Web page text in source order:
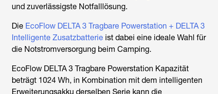
und zuverlässigste Notfalllösung.
Die EcoFlow DELTA 3 Tragbare Powerstation + DELTA 3
Intelligente Zusatzbatterie ist dabei eine ideale Wahl für
die Notstromversorgung beim Camping.
EcoFlow DELTA 3 Tragbare Powerstation Kapazität
beträgt 1024 Wh, in Kombination mit dem intelligenten
Erweiterungsakku derselben Serie kann die